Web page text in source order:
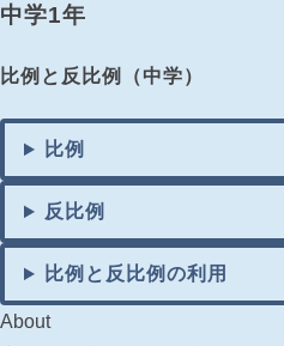
中学1年
比例と反比例（中学）
比例
反比例
比例と反比例の利用
About